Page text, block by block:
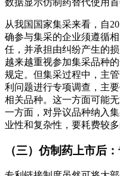
数据显示仿制药替代使用首
从我国国家集采来看，自
确参与集采的企业须遵循
任，并承担由纠纷产生的
越来越重视参加集采品种
规定。但集采过程中，主
利问题进行专项调查，主
相关品种。这一方面可能
一方面，对异议品种纳入
业性和复杂性，要耗费较多
（三）仿制药上市后